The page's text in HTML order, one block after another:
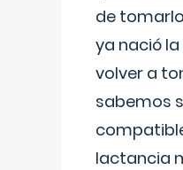
de
ya nació
volver a
sabemos
lactancia